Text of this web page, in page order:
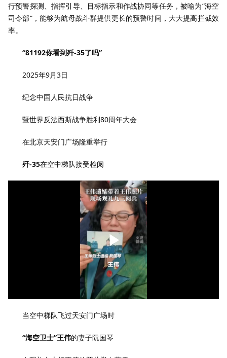
行预警探测、指挥引导、目标指示和作战协同等任务，被喻为“海空
司令部”，能够为航母战斗群提供更长的预警时间，大大提高拦截效
率。
“81192你看到歼-35了吗”
2025年9月3日
纪念中国人民抗日战争
暨世界反法西斯战争胜利80周年大会
在北京天安门广场隆重举行
歼-35在空中梯队接受检阅
当空中梯队飞过天安门广场时
“海空卫士”王伟的妻子阮国琴